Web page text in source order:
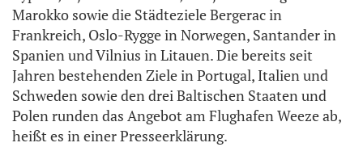
Marokko sowie die Städteziele Bergerac in
Frankreich, Oslo-Rygge in Norwegen, Santander in
Spanien und Vilnius in Litauen. Die bereits seit
Jahren bestehenden Ziele in Portugal, Italien und
Schweden sowie den drei Baltischen Staaten und
Polen runden das Angebot am Flughafen Weeze ab,
heißt es in einer Presseerklärung.